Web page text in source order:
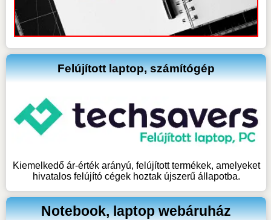
Felújított laptop, számítógép
Kiemelkedő ár-érték arányú, felújított termékek, amelyeket
hivatalos felújító cégek hoztak újszerű állapotba.
Notebook, laptop webáruház